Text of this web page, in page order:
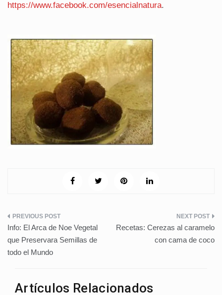
https://www.facebook.com/esencialnatura.
Navegación
de
entradas
Info: El Arca de Noe Vegetal
que Preservara Semillas de
todo el Mundo
Recetas: Cerezas al caramelo
con cama de coco
Artículos Relacionados